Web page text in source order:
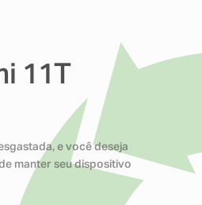
11T
e você deseja
manter seu dispositivo